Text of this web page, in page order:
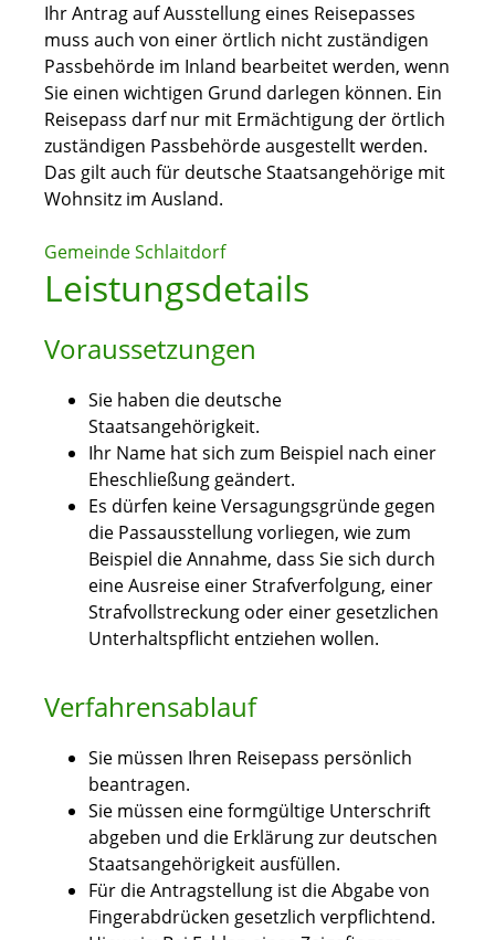
Ihr Antrag auf Ausstellung eines Reisepasses
muss auch von einer örtlich nicht zuständigen
Passbehörde im Inland bearbeitet werden, wenn
Sie einen wichtigen Grund darlegen können. Ein
Reisepass darf nur mit Ermächtigung der örtlich
zuständigen Passbehörde ausgestellt werden.
Das gilt auch für deutsche Staatsangehörige mit
Wohnsitz im Ausland.
Gemeinde Schlaitdorf
Leistungsdetails
Voraussetzungen
Sie haben die deutsche
Staatsangehörigkeit.
Ihr Name hat sich zum Beispiel nach einer
Eheschließung geändert.
Es dürfen keine Versagungsgründe gegen
die Passausstellung vorliegen, wie zum
Beispiel die Annahme, dass Sie sich durch
eine Ausreise einer Strafverfolgung, einer
Strafvollstreckung oder einer gesetzlichen
Unterhaltspflicht entziehen wollen.
Verfahrensablauf
Sie müssen Ihren Reisepass persönlich
beantragen.
Sie müssen eine formgültige Unterschrift
abgeben und die Erklärung zur deutschen
Staatsangehörigkeit ausfüllen.
Für die Antragstellung ist die Abgabe von
Fingerabdrücken gesetzlich verpflichtend.